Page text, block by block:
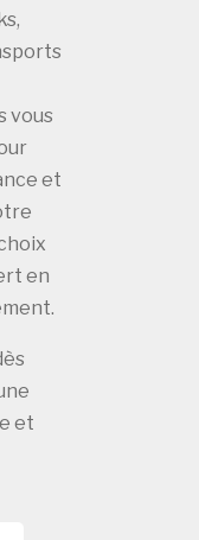
vous
et
en
et